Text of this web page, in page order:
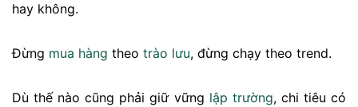
hay không.
Đừng mua hàng theo trào lưu, đừng chạy theo trend.
Dù thế nào cũng phải giữ vững lập trường, chi tiêu có